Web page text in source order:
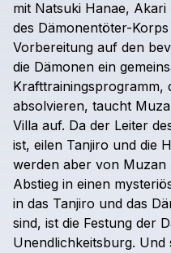
mit Natsuki Hanae, Akari
des Dämonentöter-Korps
Vorbereitung auf den
die Dämonen ein
Krafttrainingsprogramm,
absolvieren, taucht
Villa auf. Da der Leiter
ist, eilen Tanjiro und die
werden aber von Muzan
Abstieg in einen
in das Tanjiro und das
sind, ist die Festung der
Unendlichkeitsburg. Und